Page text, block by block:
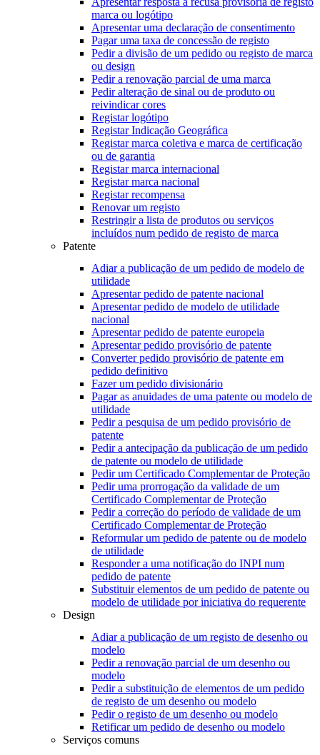
marca ou logótipo
Apresentar uma declaração de consentimento
Pagar uma taxa de concessão de registo
Pedir a divisão de um pedido ou registo de marca
ou design
Pedir a renovação parcial de uma marca
Pedir alteração de sinal ou de produto ou
reivindicar cores
Registar logótipo
Registar Indicação Geográfica
Registar marca coletiva e marca de certificação
ou de garantia
Registar marca internacional
Registar marca nacional
Registar recompensa
Renovar um registo
Restringir a lista de produtos ou serviços
incluídos num pedido de registo de marca
Patente
Adiar a publicação de um pedido de modelo de
utilidade
Apresentar pedido de patente nacional
Apresentar pedido de modelo de utilidade
nacional
Apresentar pedido de patente europeia
Apresentar pedido provisório de patente
Converter pedido provisório de patente em
pedido definitivo
Fazer um pedido divisionário
Pagar as anuidades de uma patente ou modelo de
utilidade
Pedir a pesquisa de um pedido provisório de
patente
Pedir a antecipação da publicação de um pedido
de patente ou modelo de utilidade
Pedir um Certificado Complementar de Proteção
Pedir uma prorrogação da validade de um
Certificado Complementar de Proteção
Pedir a correção do período de validade de um
Certificado Complementar de Proteção
Reformular um pedido de patente ou de modelo
de utilidade
Responder a uma notificação do INPI num
pedido de patente
Substituir elementos de um pedido de patente ou
modelo de utilidade por iniciativa do requerente
Design
Adiar a publicação de um registo de desenho ou
modelo
Pedir a renovação parcial de um desenho ou
modelo
Pedir a substituição de elementos de um pedido
de registo de um desenho ou modelo
Pedir o registo de um desenho ou modelo
Retificar um pedido de desenho ou modelo
Serviços comuns